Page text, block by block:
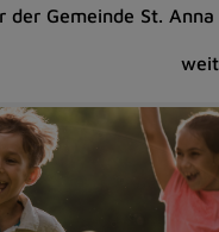
der Gemeinde St.